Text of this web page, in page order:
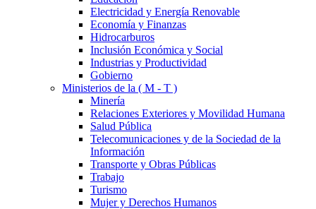
Electricidad y Energía Renovable
Economía y Finanzas
Hidrocarburos
Inclusión Económica y Social
Industrias y Productividad
Gobierno
Ministerios de la ( M - T )
Minería
Relaciones Exteriores y Movilidad Humana
Salud Pública
Telecomunicaciones y de la Sociedad de la
Información
Transporte y Obras Públicas
Trabajo
Turismo
Mujer y Derechos Humanos